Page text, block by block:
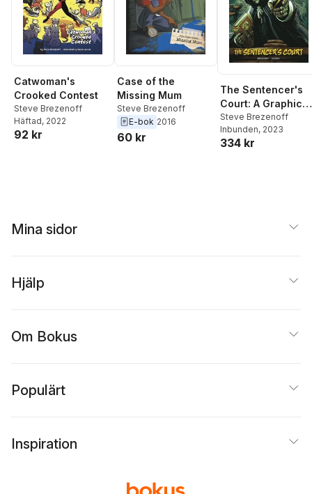
Catwoman's
Crooked Contest
Steve Brezenoff
Häftad, 2022
92 kr
Case of the
Missing Mum
Steve Brezenoff
E-bok 2016
60 kr
The Sentencer's
Court: A Graphic
Novel
Steve Brezenoff
Inbunden, 2023
334 kr
Mina sidor
Hjälp
Om Bokus
Populärt
Inspiration